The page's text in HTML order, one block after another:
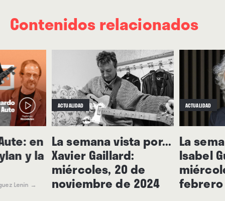
Contenidos relacionados
en
y la
Lenin →
ACTUALIDAD
La semana vista por...
Xavier Gaillard:
miércoles, 20 de
noviembre de 2024
ACTUALIDAD
La
Isabel
febrero